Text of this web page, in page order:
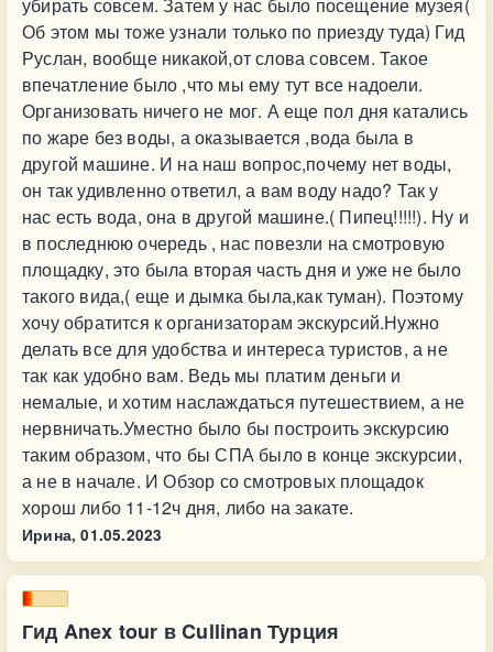
Об этом мы тоже узнали только по приезду туда) Гид
Руслан, вообще никакой,от слова совсем. Такое
впечатление было ,что мы ему тут все надоели.
Организовать ничего не мог. А еще пол дня катались
по жаре без воды, а оказывается ,вода была в
другой машине. И на наш вопрос,почему нет воды,
он так удивленно ответил, а вам воду надо? Так у
нас есть вода, она в другой машине.( Пипец!!!!!). Ну и
в последнюю очередь , нас повезли на смотровую
площадку, это была вторая часть дня и уже не было
такого вида,( еще и дымка была,как туман). Поэтому
хочу обратится к организаторам экскурсий.Нужно
делать все для удобства и интереса туристов, а не
так как удобно вам. Ведь мы платим деньги и
немалые, и хотим наслаждаться путешествием, а не
нервничать.Уместно было бы построить экскурсию
таким образом, что бы СПА было в конце экскурсии,
а не в начале. И Обзор со смотровых площадок
хорош либо 11-12ч дня, либо на закате.
Ирина, 01.05.2023
Гид Anex tour в Cullinan Турция